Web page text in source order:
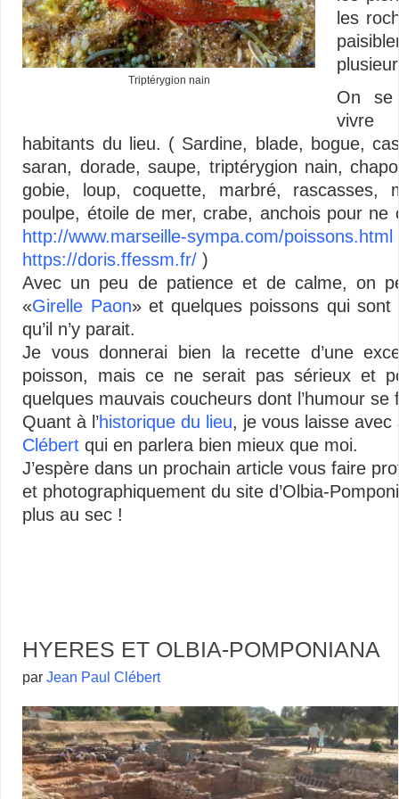
Triptérygion nain
les
On se
vivre
habitants du lieu. ( Sardine, blade, bogue,
saran, dorade, saupe, triptérygion nain,
gobie, loup, coquette, marbré, rascasses,
poulpe, étoile de mer, crabe, anchois pour ne
http://www.marseille-sympa.com/poissons.html
https://doris.ffessm.fr/ )
Avec un peu de patience et de calme, on
«Girelle Paon» et quelques poissons qui sont
qu’il n’y parait.
Je vous donnerai bien la recette d’une
poisson, mais ce ne serait pas sérieux et
quelques mauvais coucheurs dont l’humour se
Quant à l’historique du lieu, je vous laisse avec
Clébert qui en parlera bien mieux que moi.
J’espère dans un prochain article vous faire
et photographiquement du site d’Olbia-
plus au sec !
HYERES ET OLBIA-POMPONIANA
parJean Paul Clébert